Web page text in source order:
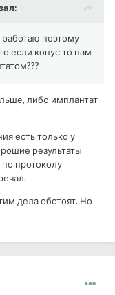
поэтому
если конус то нам
либо имплантат
есть только у
результаты
протоколу
дела обстоят. Но